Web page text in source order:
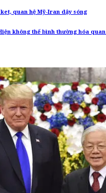
quan hệ Mỹ-Iran dậy sóng
không thể bình thường hóa quan